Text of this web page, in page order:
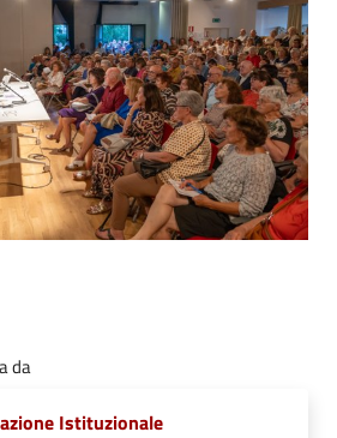
da
Istituzionale